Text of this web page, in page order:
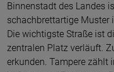
Binnenstadt des Landes
schachbrettartige Muster
Die wichtigste Straße ist
zentralen Platz verläuft.
erkunden. Tampere zählt